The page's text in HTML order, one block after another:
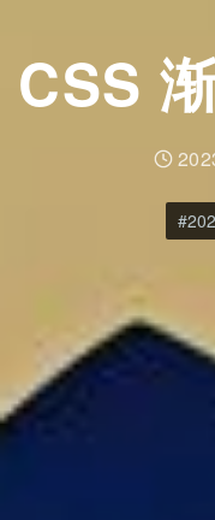
CSS